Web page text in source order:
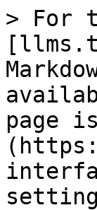
> For
page